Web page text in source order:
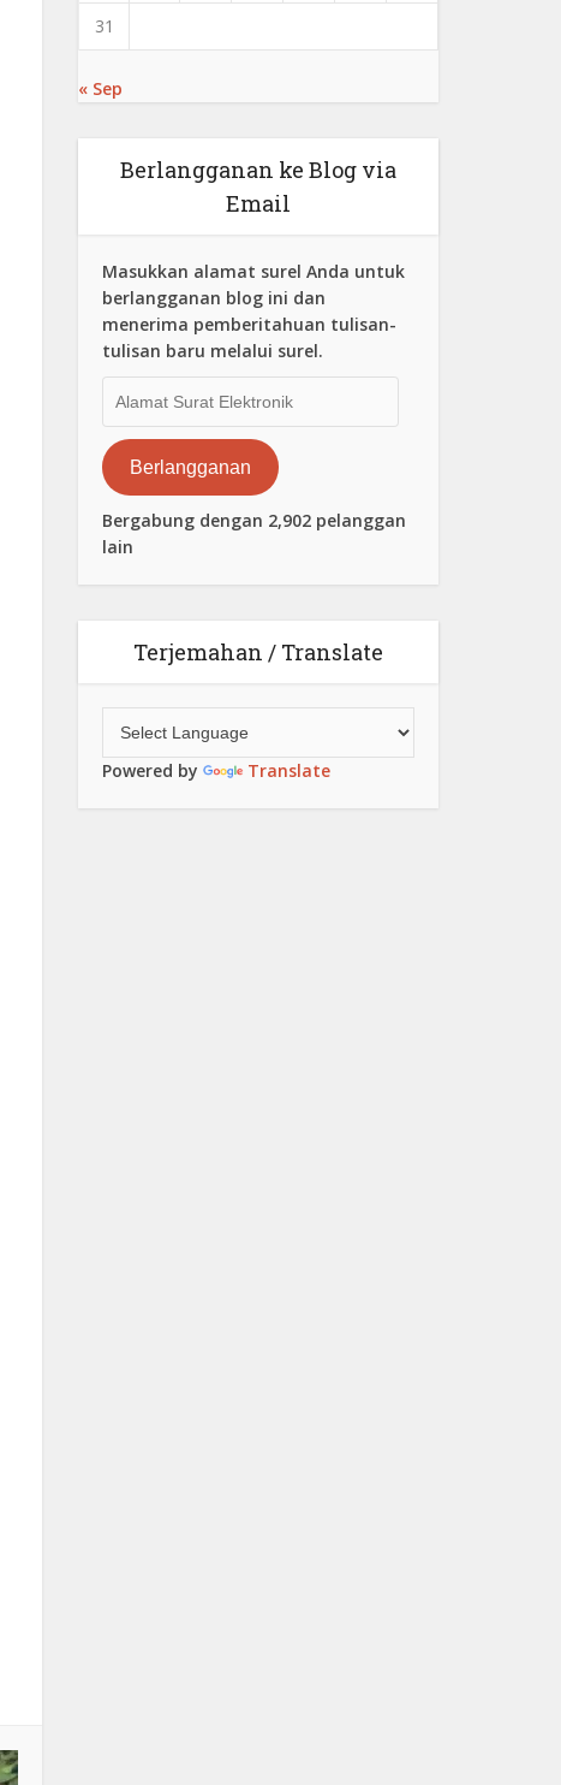
31
« Sep
Berlangganan ke Blog via
Email
Masukkan alamat surel Anda untuk
berlangganan blog ini dan
menerima pemberitahuan tulisan-
tulisan baru melalui surel.
Surat
Elektronik
Berlangganan
Bergabung dengan 2,902 pelanggan
lain
Terjemahan / Translate
Powered by Translate